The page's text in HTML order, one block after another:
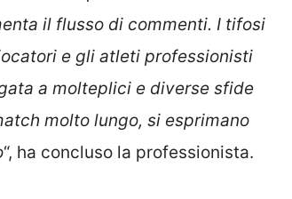
il flusso di commenti. I tifosi
e gli atleti professionisti
a molteplici e diverse sfide
molto lungo, si esprimano
“, ha concluso la professionista.